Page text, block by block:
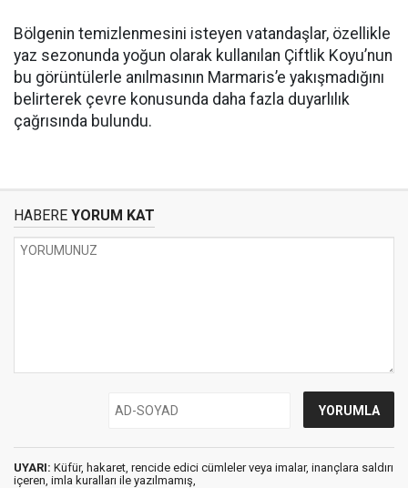
Bölgenin temizlenmesini isteyen vatandaşlar, özellikle
yaz sezonunda yoğun olarak kullanılan Çiftlik Koyu’nun
bu görüntülerle anılmasının Marmaris’e yakışmadığını
belirterek çevre konusunda daha fazla duyarlılık
çağrısında bulundu.
HABERE YORUM KAT
UYARI: Küfür, hakaret, rencide edici cümleler veya imalar, inançlara saldırı
içeren, imla kuralları ile yazılmamış,